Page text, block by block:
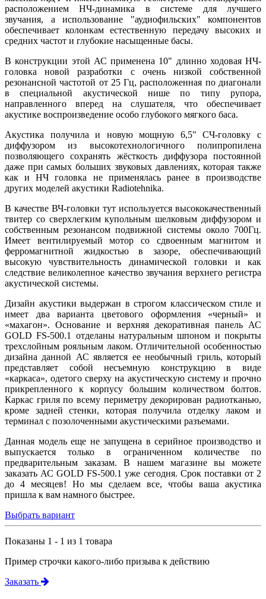
расположением НЧ-динамика в системе для лучшего
звучания, а использование "аудиофильских" компонентов
обеспечивает колонкам естественную передачу высоких и
средних частот и глубокие насыщенные басы.
В конструкции этой АС применена 10" длинно ходовая НЧ-
головка новой разработки с очень низкой собственной
резонансной частотой от 25 Гц, расположенная по диагонали
в специальной акустической нише по типу рупора,
направленного вперед на слушателя, что обеспечивает
акустике воспроизведение особо глубокого мягкого баса.
Акустика получила и новую мощную 6,5" СЧ-головку с
диффузором из высокотехнологичного полипропилена
позволяющего сохранять жёсткость диффузора постоянной
даже при самых больших звуковых давлениях, которая также
как и НЧ головка не применялась ранее в производстве
других моделей акустики Radiotehnika.
В качестве ВЧ-головки тут используется высококачественный
твитер со сверхлегким купольным шелковым диффузором и
собственным резонансом подвижной системы около 700Гц.
Имеет вентилируемый мотор со сдвоенным магнитом и
ферромагнитной жидкостью в зазоре, обеспечивающий
высокую чувствительность динамической головки и как
следствие великолепное качество звучания верхнего регистра
акустической системы.
Дизайн акустики выдержан в строгом классическом стиле и
имеет два варианта цветового оформления «черный» и
«махагон». Основание и верхняя декоративная панель АС
GOLD FS-500.1 отделаны натуральным шпоном и покрыты
трехслойным рояльным лаком. Отличительной особенностью
дизайна данной АС является ее необычный гриль, который
представляет собой несъемную конструкцию в виде
«каркаса», одетого сверху на акустическую систему и прочно
прикрепленного к корпусу большим количеством болтов.
Каркас гриля по всему периметру декорирован радиотканью,
кроме задней стенки, которая получила отделку лаком и
терминал с позолоченными акустическими разъемами.
Данная модель еще не запущена в серийное производство и
выпускается только в ограниченном количестве по
предварительным заказам. В нашем магазине вы можете
заказать АС GOLD FS-500.1 уже сегодня. Срок поставки от 2
до 4 месяцев! Но мы сделаем все, чтобы ваша акустика
пришла к вам намного быстрее.
Выбрать вариант
Показаны 1 - 1 из 1 товара
Пример строчки какого-либо призыва к действию
Заказать